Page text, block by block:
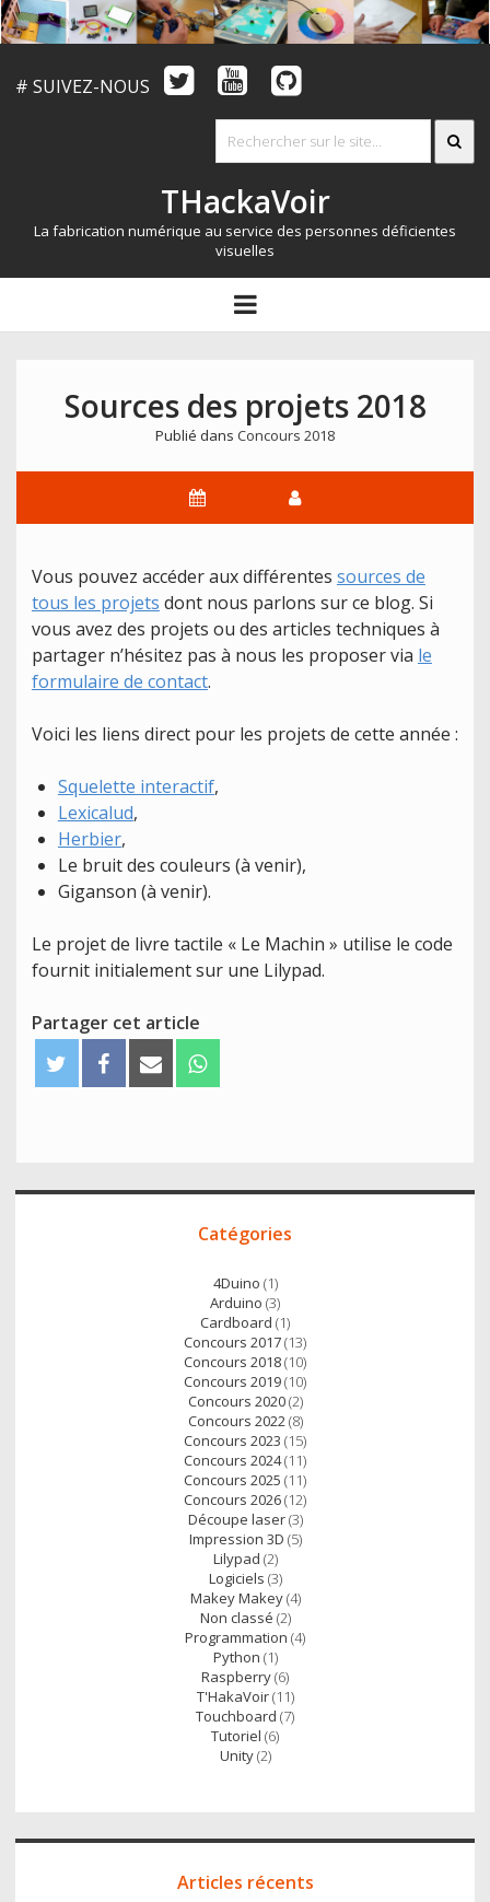
# SUIVEZ-NOUS
THackaVoir
La fabrication numérique au service des personnes déficientes
visuelles
ARTICLES
LE CONCOURS
RESSOURCES
open
menu
Sources des projets 2018
Publié dans Concours 2018
Vous pouvez accéder aux différentes sources de
tous les projets dont nous parlons sur ce blog. Si
vous avez des projets ou des articles techniques à
partager n’hésitez pas à nous les proposer via le
formulaire de contact.
Voici les liens direct pour les projets de cette année :
Squelette interactif,
Lexicalud,
Herbier,
Le bruit des couleurs (à venir),
Giganson (à venir).
Le projet de livre tactile « Le Machin » utilise le code
fournit initialement sur une Lilypad.
Partager cet article
w
e
a
o
m
h
A
p
Accès
Catégories
4Duino (1)
Arduino (3)
Cardboard (1)
Concours 2017(13)
Concours 2018(10)
Concours 2019(10)
Concours 2020(2)
Concours 2022(8)
Concours 2023 (15)
Concours 2024(11)
Concours 2025 (11)
Concours 2026(12)
Découpe laser(3)
Impression 3D (5)
Lilypad (2)
Logiciels (3)
Makey Makey(4)
Non classé (2)
Programmation (4)
Python (1)
Raspberry(6)
T'HakaVoir(11)
Touchboard (7)
Tutoriel (6)
Unity(2)
Articles récents